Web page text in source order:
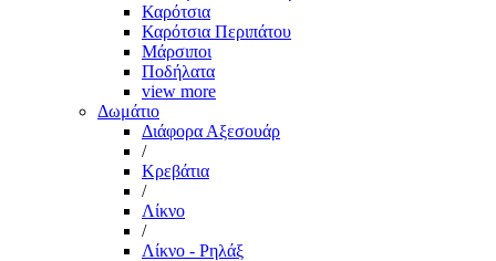
Καρότσια
Καρότσια Περιπάτου
Μάρσιποι
Ποδήλατα
view more
Δωμάτιο
Διάφορα Αξεσουάρ
/
Κρεβάτια
/
Λίκνο
/
Λίκνο - Ρηλάξ